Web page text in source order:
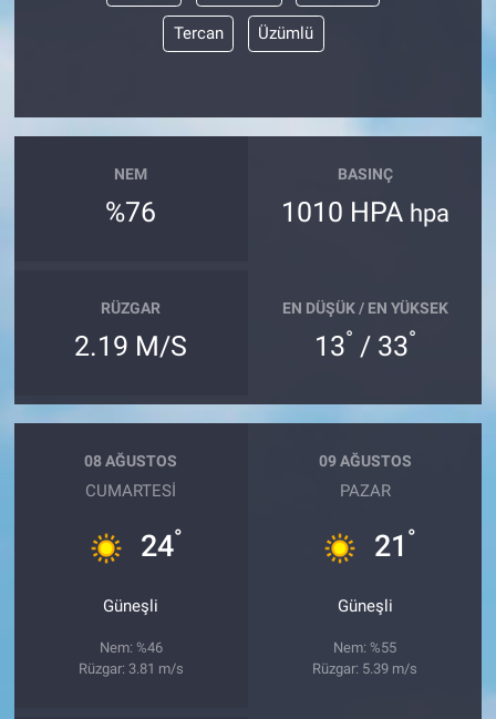
Tercan Üzümlü
NEM
%76
BASINÇ
1010 HPA hpa
RÜZGAR
2.19 M/S
EN DÜŞÜK / EN YÜKSEK
13° / 33°
08 AĞUSTOS
CUMARTESI
24°
Güneşli
Nem: %46
Rüzgar: 3.81 m/s
09 AĞUSTOS
PAZAR
21 °
Güneşli
Nem: %55
Rüzgar: 5.39 m/s